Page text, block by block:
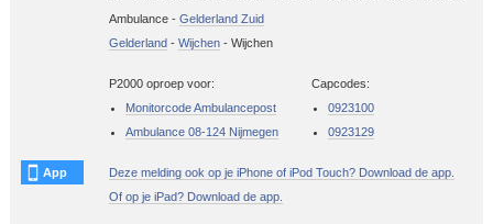
Ambulance - Gelderland Zuid
Gelderland - Wijchen- Wijchen
P2000 oproep voor:
Monitorcode Ambulancepost
Ambulance 08-124 Nijmegen
Capcodes:
0923100
0923129
App
Deze melding ook op je iPhone of iPod Touch? Download de app.
Of op je iPad? Download de app.